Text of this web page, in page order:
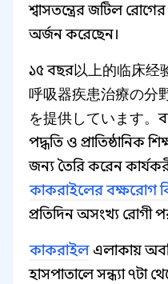
শ্বাসতন্ত্রের জটিল
অর্জন করেছেন।
১৫ বছর以上的临床经
呼吸器疾患治療の分
を提供しています。
পদ্ধতি ও প্রাতিষ্ঠানিক
জন্য তৈরি করেন কার্যকরী
কাকরাইলের বক্ষরোগ
প্রতিদিন অসংখ্য রোগী
কাকরাইল এলাকায়
হাসপাতালে সন্ধ্যা ৭টা